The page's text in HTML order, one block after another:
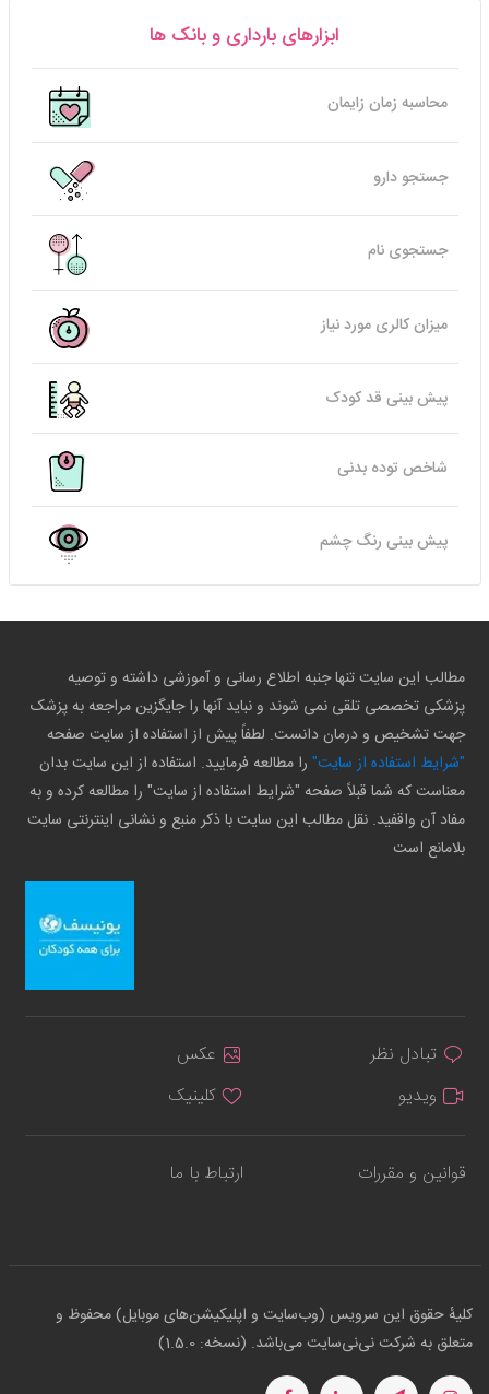
ابزارهای بارداری و بانک ها
محاسبه زمان زایمان
جستجو دارو
جستجوی نام
میزان کالری مورد نیاز
پیش بینی قد کودک
شاخص توده بدنی
پیش بینی رنگ چشم
مطالب این سایت تنها جنبه اطلاع رسانی و آموزشی داشته و توصیه
پزشکی تخصصی تلقی نمی شوند و نباید آنها را جایگزین مراجعه به پزشک
جهت تشخیص و درمان دانست. لطفاً پیش از استفاده از سایت صفحه
"شرایط استفاده از سایت" را مطالعه فرمایید. استفاده از این سایت بدان
معناست که شما قبلاً صفحه "شرایط استفاده از سایت" را مطالعه کرده و به
مفاد آن واقفید. نقل مطالب این سایت با ذکر منبع و نشانی اینترنتی سایت
بلامانع است
تبادل نظر
عکس
ویدیو
کلینیک
قوانین و مقررات ارتباط با ما
کلیهٔ حقوق این سرویس (وب‌سایت و اپلیکیشن‌های موبایل) محفوظ و
متعلق به شرکت نی‌نی‌سایت می‌باشد. (نسخه: 1.5.0)